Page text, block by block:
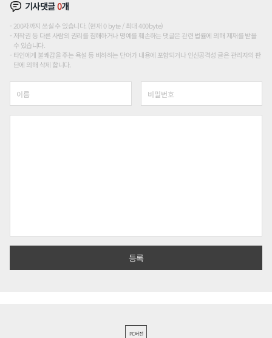
기사댓글0개
200자까지 쓰실 수 있습니다. (현재 0 byte / 최대 400byte)
저작권 등 다른 사람의 권리를 침해하거나 명예를 훼손하는 댓글은 관련 법률에 의해 제재를 받을
수 있습니다.
타인에게 불쾌감을 주는 욕설 등 비하하는 단어가 내용에 포함되거나 인신공격성 글은 관리자의 판
단에 의해 삭제 합니다.
PC버전